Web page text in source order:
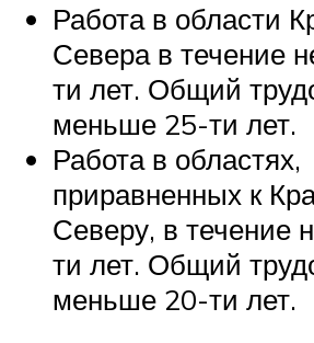
Работа в области
Севера в течение
ти лет. Общий
меньше 25-ти лет.
Работа в областях,
приравненных к
Северу, в течение
ти лет. Общий
меньше 20-ти лет.